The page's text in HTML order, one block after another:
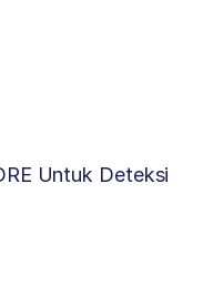
Untuk Deteksi